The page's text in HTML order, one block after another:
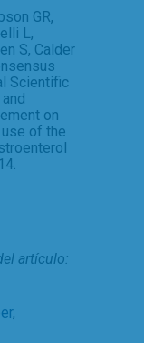
GR,
L,
S, Calder
Scientific
on
of the
artículo:
,